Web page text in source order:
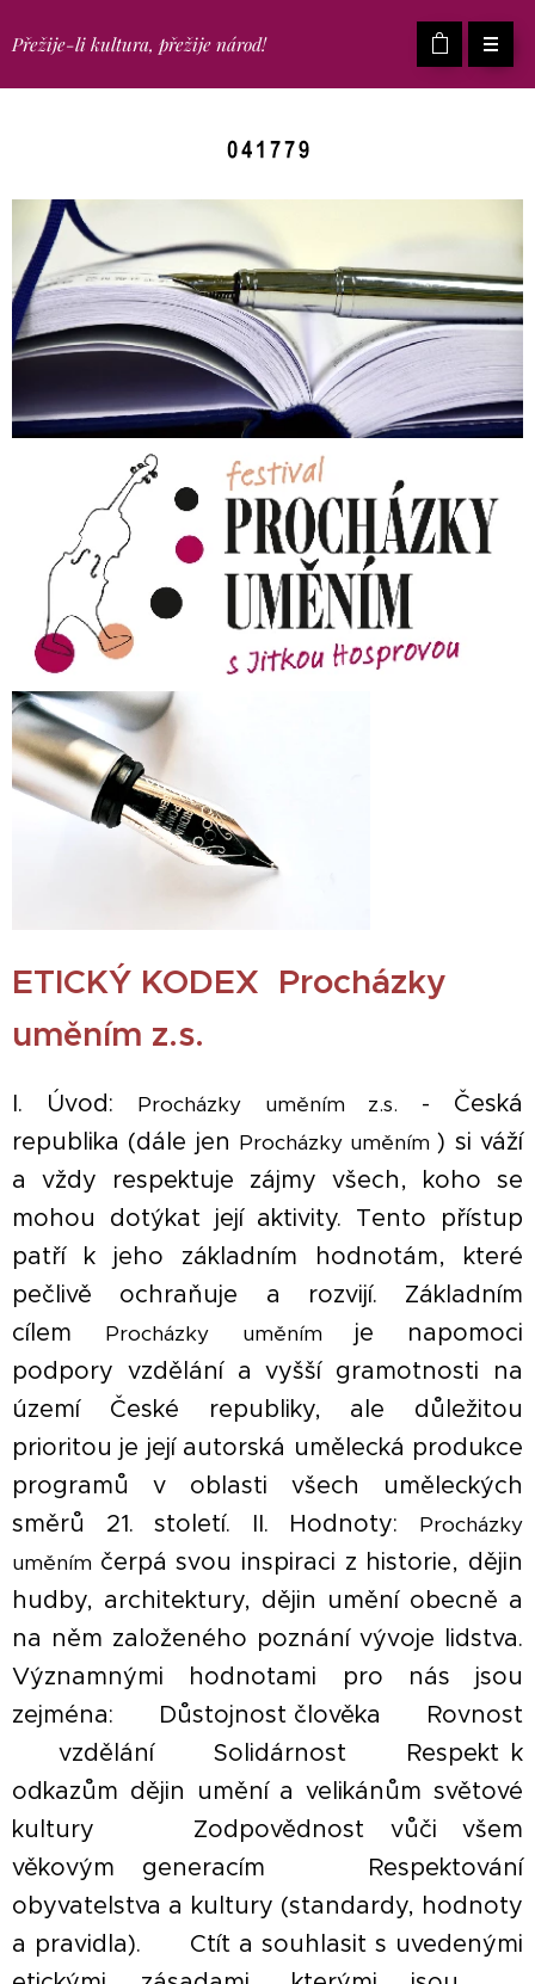
Přežije-li kultura, přežije národ!
ETICKÝ KODEX Procházky
uměním z.s.
I. Úvod: Procházky uměním z.s. - Česká
republika (dále jen Procházky uměním) si váží
a vždy respektuje zájmy všech, koho se
mohou dotýkat její aktivity. Tento přístup
patří k jeho základním hodnotám, které
pečlivě ochraňuje a rozvijí. Základním
cílem
Procházky uměním je napomoci
podpory vzdělání a vyšší gramotnosti na
území České republiky, ale důležitou
prioritou je její autorská umělecká produkce
programů v oblasti všech uměleckých
směrů 21. století. II. Hodnoty:
Procházky
uměním čerpá svou inspiraci z historie, dějin
hudby, architektury, dějin umění obecně a
na něm založeného poznání vývoje lidstva.
Významnými hodnotami pro nás jsou
zejména: ▪ Důstojnost člověka ▪ Rovnost
▪ vzdělání ▪ Solidárnost ▪ Respekt k
odkazům dějin umění a velikánům světové
kultury ▪ Zodpovědnost vůči všem
věkovým generacím ▪ Respektování
obyvatelstva a kultury (standardy, hodnoty
a pravidla). ▪ Ctít a souhlasit s uvedenými